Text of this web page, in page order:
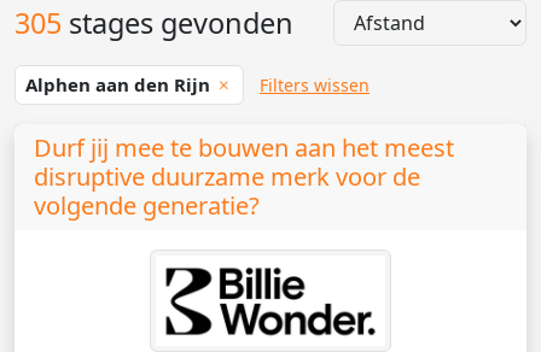
305 stages gevonden
Alphen aan den Rijn Filters wissen
Durf jij mee te bouwen aan het meest
disruptive duurzame merk voor de
volgende generatie?